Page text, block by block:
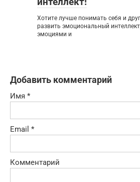
Хотите лучше понимать себя и
развить эмоциональный
эмоциями и
Добавить комментарий
Имя *
Email *
Комментарий